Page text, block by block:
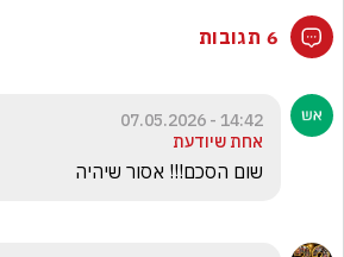
6 תגובות
14:42 - 07.05.2026
אחת שיודעת
שום הסכם!!! אסור שיהיה